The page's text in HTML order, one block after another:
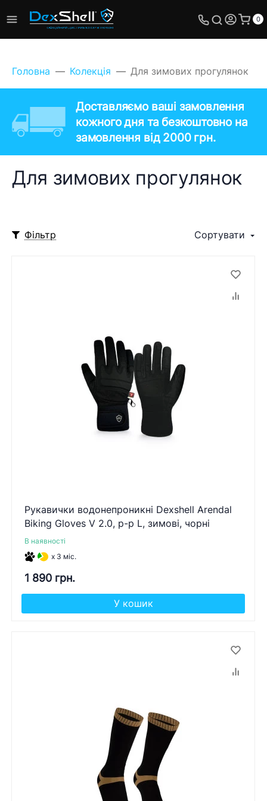
0
Головна Колекція Для зимових прогулянок
Доставляємо ваші замовлення
кожного дня та безкоштовно на
замовлення від 2000 грн.
Для зимових прогулянок
Фільтр Сортувати
Рукавички водонепроникні Dexshell Arendal
Biking Gloves V 2.0, p-p L, зимові, чорні
В наявності
x 3 міс.
1 890 грн.
У кошик